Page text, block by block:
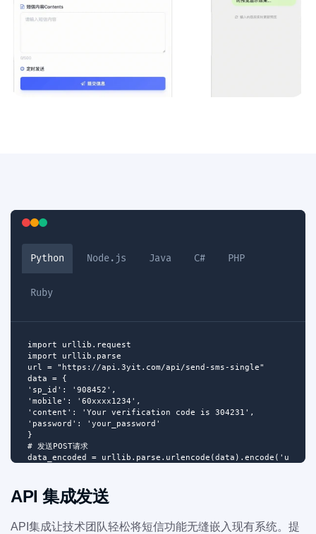
Python Node.js Java C# PHP
Ruby
import urllib.request
import urllib.parse
url = "https://api.3yit.com/api/send-sms-single"
data = {
'sp_id': '908452',
'mobile': '60xxxx1234',
'content': 'Your verification code is 304231',
'password': 'your_password'
}
# 发送POST请求
data_encoded = urllib.parse.urlencode(data).encode('utf-
API 集成发送
API集成让技术团队轻松将短信功能无缝嵌入现有系统。提